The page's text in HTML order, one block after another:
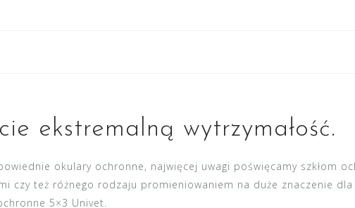
ekstremalną wytrzymałość.
okulary ochronne, najwięcej uwagi poświęcamy szkłom
czy też różnego rodzaju promieniowaniem na duże znaczenie
5×3 Univet.